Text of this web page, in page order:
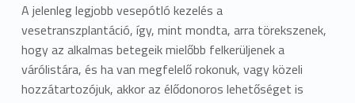
A jelenleg legjobb vesepótló kezelés a
vesetranszplantáció, így, mint mondta, arra törekszenek,
hogy az alkalmas betegeik mielőbb felkerüljenek a
várólistára, és ha van megfelelő rokonuk, vagy közeli
hozzátartozójuk, akkor az élődonoros lehetőséget is